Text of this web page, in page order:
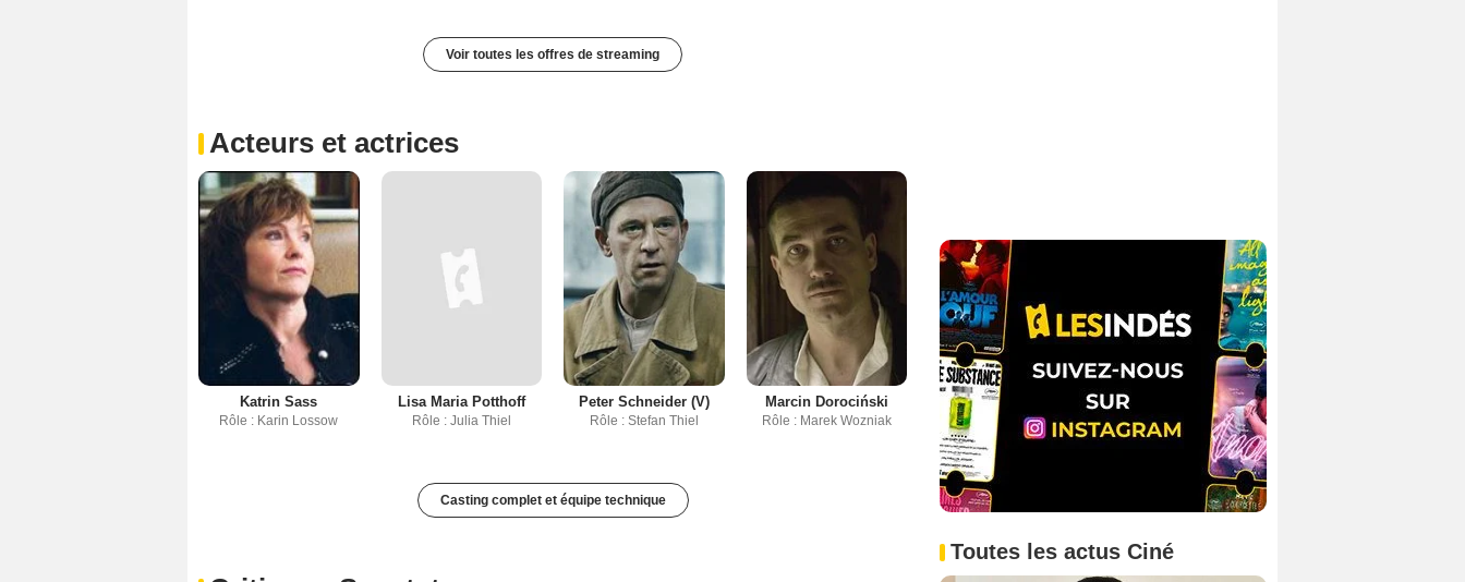
Voir toutes les offres de streaming
Acteurs et actrices
Katrin Sass
Rôle : Karin Lossow
Lisa Maria Potthoff
Rôle : Julia Thiel
Peter Schneider (V)
Rôle : Stefan Thiel
Marcin Dorociński
Rôle : Marek Wozniak
Casting complet et équipe technique
Toutes les actus Ciné